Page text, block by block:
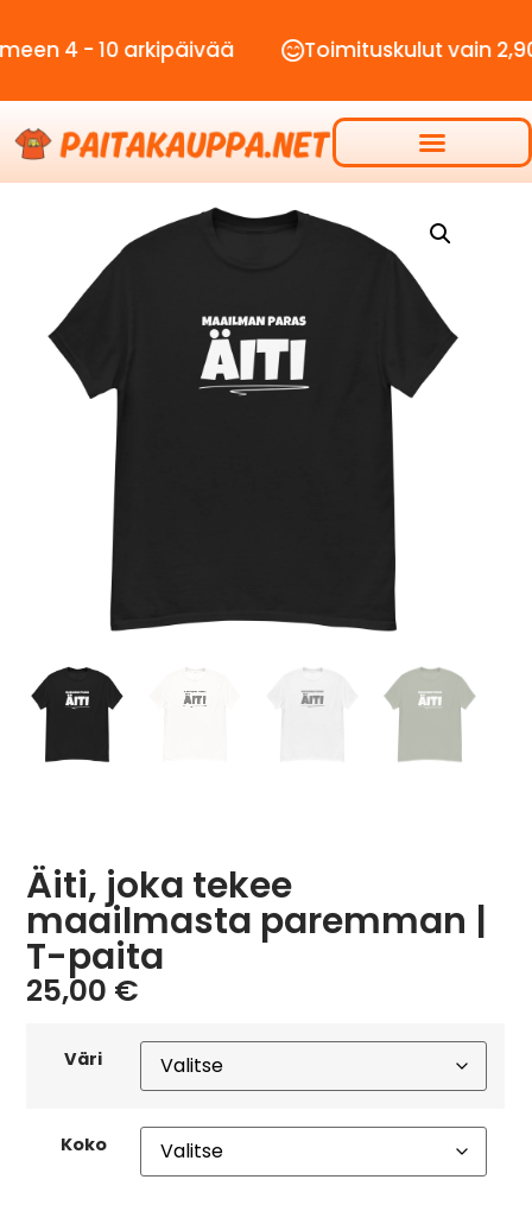
10 arkipäivää Toimituskulut vain 2,90€
Äiti, joka tekee
maailmasta paremman |
T-paita
25,00 €
Väri
Koko